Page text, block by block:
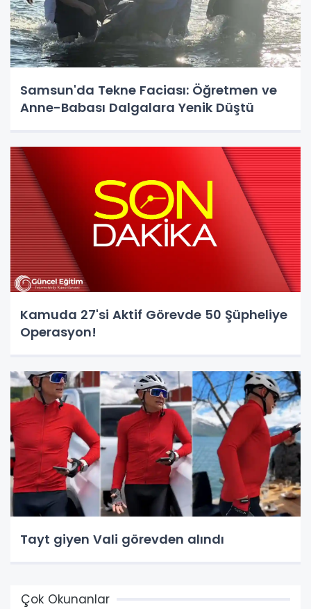
Samsun'da Tekne Faciası: Öğretmen ve
Anne-Babası Dalgalara Yenik Düştü
Kamuda 27'si Aktif Görevde 50 Şüpheliye
Operasyon!
Tayt giyen Vali görevden alındı
Çok Okunanlar